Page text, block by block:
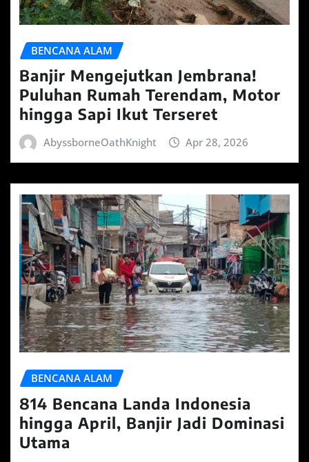
BENCANA ALAM
Banjir Mengejutkan Jembrana!
Puluhan Rumah Terendam, Motor
hingga Sapi Ikut Terseret
AbyssborneOathKnight Apr 28, 2026
BENCANA ALAM
814 Bencana Landa Indonesia
hingga April, Banjir Jadi Dominasi
Utama